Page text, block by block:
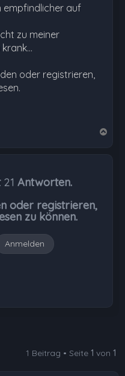
empfindlicher auf
zu meiner
oder registrieren,
21 Antworten.
oder registrieren,
zu können.
Anmelden
1 Beitrag • Seite 1 von 1